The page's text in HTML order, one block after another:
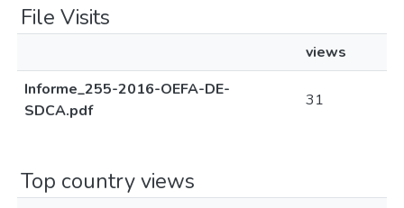
File Visits
views
Informe_255-2016-OEFA-DE-
SDCA.pdf
31
Top country views